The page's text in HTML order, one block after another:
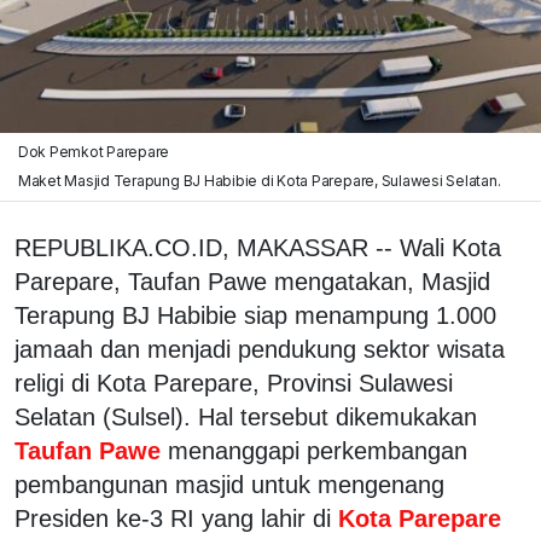
Dok Pemkot Parepare
Maket Masjid Terapung BJ Habibie di Kota Parepare, Sulawesi Selatan.
REPUBLIKA.CO.ID, MAKASSAR -- Wali Kota
Parepare, Taufan Pawe mengatakan, Masjid
Terapung BJ Habibie siap menampung 1.000
jamaah dan menjadi pendukung sektor wisata
religi di Kota Parepare, Provinsi Sulawesi
Selatan (Sulsel). Hal tersebut dikemukakan
Taufan Pawe menanggapi perkembangan
pembangunan masjid untuk mengenang
Presiden ke-3 RI yang lahir di Kota Parepare